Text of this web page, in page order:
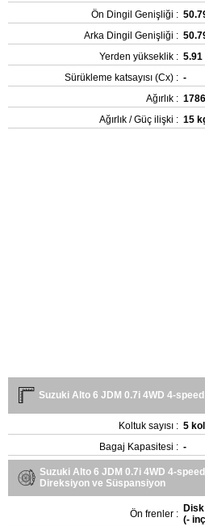
Ön Dingil Genişliği :
Arka Dingil Genişliği :
Yerden yükseklik : 5.91
Sürükleme katsayısı (Cx) : -
Ağırlık :
Ağırlık / Güç ilişki : 15
Suzuki Alto 6 JDM 0.7i 4WD 4-
Koltuk sayısı : 5
Bagaj Kapasitesi : -
Suzuki Alto 6 JDM 0.7i 4WD 4-
Direksiyon ve Süspansiyon
Ön frenler : Disk
(- inç